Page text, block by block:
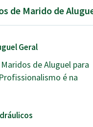
de Marido de
Geral
de Aluguel para
é na